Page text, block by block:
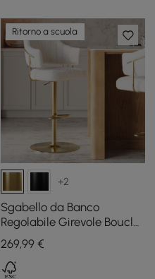
Ritorno a scuola
+2
Sgabello da Banco
Regolabile Girevole Bouclé
Bianco Caldo, Base Dorata
269,99€